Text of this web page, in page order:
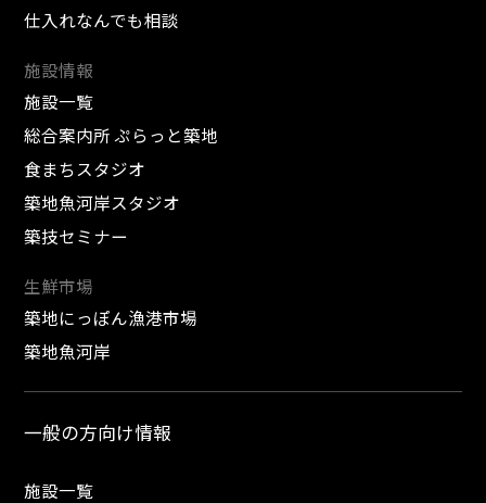
仕入れなんでも相談
施設情報
施設一覧
総合案内所 ぷらっと築地
食まちスタジオ
築地魚河岸スタジオ
築技セミナー
生鮮市場
築地にっぽん漁港市場
築地魚河岸
一般の方向け情報
施設一覧